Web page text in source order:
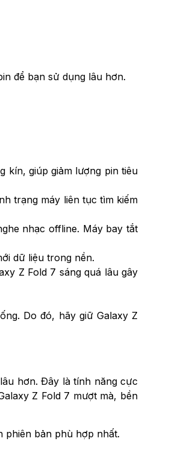
để bạn sử dụng lâu hơn.
kín, giúp giảm lượng pin tiêu
trạng máy liên tục tìm kiếm
nhạc offline. Máy bay tắt
dữ liệu trong nền.
Z Fold 7 sáng quá lâu gây
Do đó, hãy giữ Galaxy Z
hơn. Đây là tính năng cực
Z Fold 7 mượt mà, bền
phiên bản phù hợp nhất.